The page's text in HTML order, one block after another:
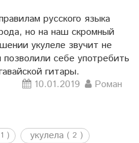
русского языка
но на наш скромный
укулеле звучит не
себе употребить
гитары.
10.01.2019
Роман
) укулела ( 2 )